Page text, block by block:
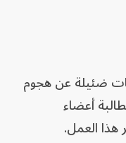
ضئيلة عن هجوم
أعضاء
هذا العمل.